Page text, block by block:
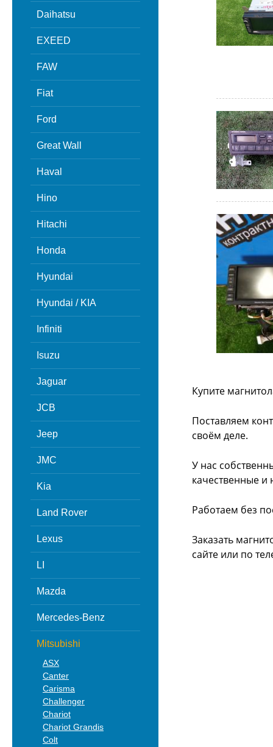
Daihatsu
EXEED
FAW
Fiat
Ford
Great Wall
Haval
Hino
Hitachi
Honda
Hyundai
Hyundai / KIA
Infiniti
Isuzu
Jaguar
JCB
Jeep
JMC
Kia
Land Rover
Lexus
LI
Mazda
Mercedes-Benz
Mitsubishi
ASX
Canter
Carisma
Challenger
Chariot
Chariot Grandis
Colt
Купите
Поставляем
своём деле.
У нас
качественные и
Работаем без
Заказать
сайте или по